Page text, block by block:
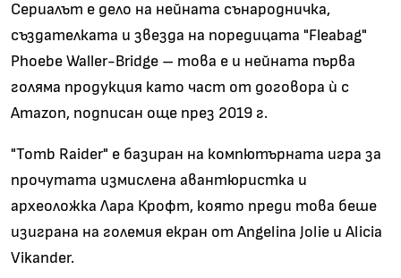
Сериалът е дело на нейната сънародничка,
създателката и звезда на поредицата "Fleabag"
Phoebe Waller-Bridge – това е и нейната първа
голяма продукция като част от договора ѝ с
Amazon, подписан още през 2019 г.
"Tomb Raider" е базиран на компютърната игра за
прочутата измислена авантюристка и
археоложка Лара Крофт, която преди това беше
изиграна на големия екран от Angelina Jolie и Alicia
Vikander.